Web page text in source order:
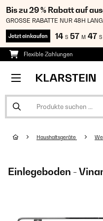
Bis zu 29 % Rabatt auf
GROSSE RABATTE NUR 48H
Jetzt einkaufen 14 S 57 M 47 S
Flexible Zahlungen
Haushaltsgeräte
Einlegeboden -